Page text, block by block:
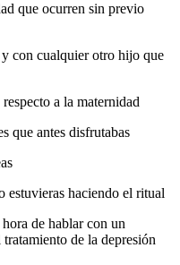
que ocurren sin previo
con cualquier otro hijo que
a la maternidad
que antes disfrutabas
estuvieras haciendo el ritual
hora de hablar con un
de la depresión